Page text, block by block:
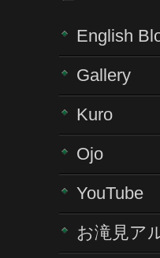
English
Gallery
Kuro
Ojo
YouTube
お滝見ア